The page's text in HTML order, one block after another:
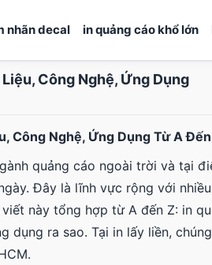
nhãn decal in quảng cáo khổ lớn
Công Nghệ, Ứng Dụng
Công Nghệ, Ứng Dụng Từ A
quảng cáo ngoài trời và tại
Đây là lĩnh vực rộng với
này tổng hợp từ A đến Z: in
dụng ra sao. Tại in lấy liền,